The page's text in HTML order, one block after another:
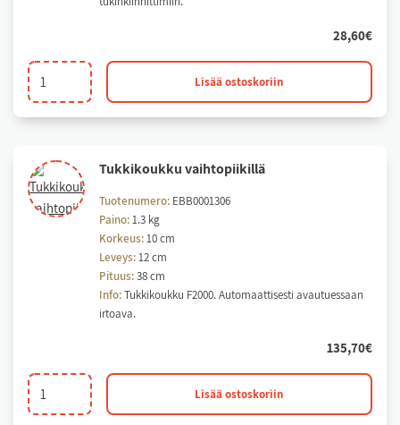
28,60€
Tukinkiinnittimen
vaihtopiikki
Lisää ostoskoriin
Tuk­ki­kouk­ku vaih­to­pii­kil­lä
Tuotenumero: EBB0001306
Paino:1.3 kg
Korkeus:10 cm
Leveys:12 cm
Pituus:38 cm
Info:Tukkikoukku F2000. Automaattisesti avautuessaan
irtoava.
135,70€
Tukkikoukku
vaihtopiikillä
Lisää ostoskoriin